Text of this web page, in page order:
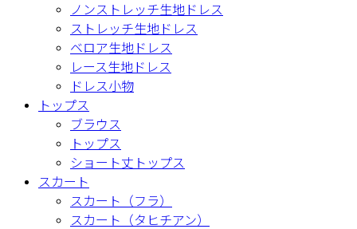
ノンストレッチ生地ドレス
ストレッチ生地ドレス
ベロア生地ドレス
レース生地ドレス
ドレス小物
トップス
ブラウス
トップス
ショート丈トップス
スカート
スカート（フラ）
スカート（タヒチアン）